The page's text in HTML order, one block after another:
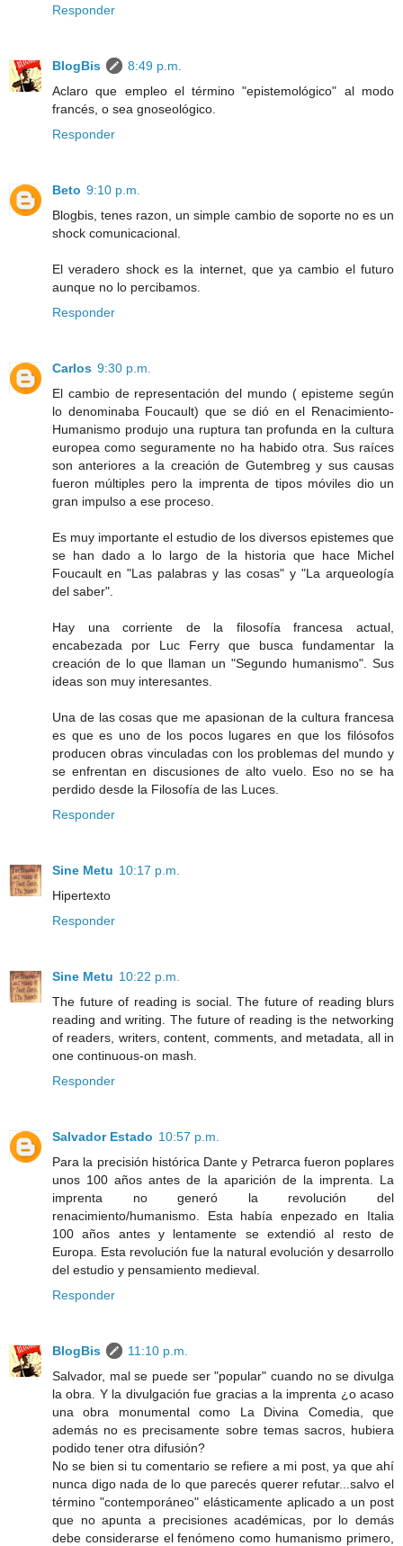
Responder
BlogBis
8:49 p.m.
Aclaro que empleo el término "epistemológico" al modo
francés, o sea gnoseológico.
Responder
Beto 9:10 p.m.
Blogbis, tenes razon, un simple cambio de soporte no es un
shock comunicacional.
El veradero shock es la internet, que ya cambio el futuro
aunque no lo percibamos.
Responder
Carlos 9:30 p.m.
El cambio de representación del mundo ( episteme según
lo denominaba Foucault) que se dió en el Renacimiento-
Humanismo produjo una ruptura tan profunda en la cultura
europea como seguramente no ha habido otra. Sus raíces
son anteriores a la creación de Gutembreg y sus causas
fueron múltiples pero la imprenta de tipos móviles dio un
gran impulso a ese proceso.
Es muy importante el estudio de los diversos epistemes que
se han dado a lo largo de la historia que hace Michel
Foucault en "Las palabras y las cosas" y "La arqueología
del saber".
Hay una corriente de la filosofía francesa actual,
encabezada por Luc Ferry que busca fundamentar la
creación de lo que llaman un "Segundo humanismo". Sus
ideas son muy interesantes.
Una de las cosas que me apasionan de la cultura francesa
es que es uno de los pocos lugares en que los filósofos
producen obras vinculadas con los problemas del mundo y
se enfrentan en discusiones de alto vuelo. Eso no se ha
perdido desde la Filosofía de las Luces.
Responder
Sine Metu 10:17 p.m.
Hipertexto
Responder
Sine Metu 10:22 p.m.
The future of reading is social. The future of reading blurs
reading and writing. The future of reading is the networking
of readers, writers, content, comments, and metadata, all in
one continuous-on mash.
Responder
Salvador Estado 10:57 p.m.
Para la precisión histórica Dante y Petrarca fueron poplares
unos 100 años antes de la aparición de la imprenta. La
imprenta no generó la revolución del
renacimiento/humanismo. Esta había enpezado en Italia
100 años antes y lentamente se extendió al resto de
Europa. Esta revolución fue la natural evolución y desarrollo
del estudio y pensamiento medieval.
Responder
BlogBis
11:10 p.m.
Salvador, mal se puede ser "popular" cuando no se divulga
la obra. Y la divulgación fue gracias a la imprenta ¿o acaso
una obra monumental como La Divina Comedia, que
además no es precisamente sobre temas sacros, hubiera
podido tener otra difusión?
No se bien si tu comentario se refiere a mi post, ya que ahí
nunca digo nada de lo que parecés querer refutar...salvo el
término "contemporáneo" elásticamente aplicado a un post
que no apunta a precisiones académicas, por lo demás
debe considerarse el fenómeno como humanismo primero,